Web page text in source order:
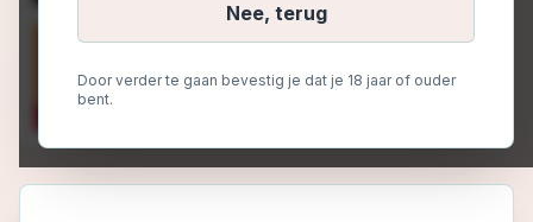
Nee, terug
Door verder te gaan bevestig je dat je 18 jaar of ouder
bent.